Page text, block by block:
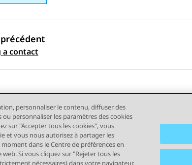
par sujet
a contact
Confidentialité Politique de cookies
personnaliser le contenu, diffuser des
personnaliser les paramètres des cookies
sur "Accepter tous les cookies", vous
et vous nous autorisez à partager les
dans le Centre de préférences en
Si vous cliquez sur "Rejeter tous les
nécessaires) dans votre navigateur.